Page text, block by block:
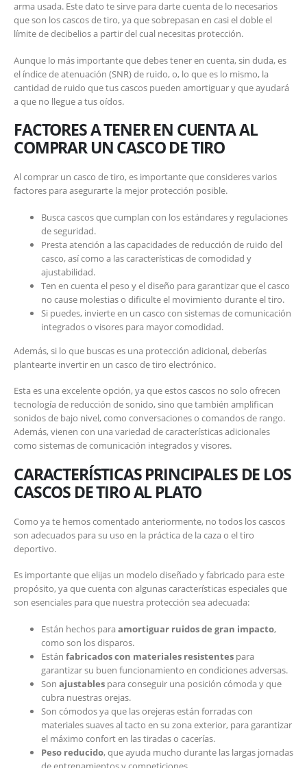
arma usada. Este dato te sirve para darte cuenta de lo necesarios
que son los cascos de tiro, ya que sobrepasan en casi el doble el
límite de decibelios a partir del cual necesitas protección.
Aunque lo más importante que debes tener en cuenta, sin duda, es
el índice de atenuación (SNR) de ruido, o, lo que es lo mismo, la
cantidad de ruido que tus cascos pueden amortiguar y que ayudará
a que no llegue a tus oídos.
FACTORES A TENER EN CUENTA AL
COMPRAR UN CASCO DE TIRO
Al comprar un casco de tiro, es importante que consideres varios
factores para asegurarte la mejor protección posible.
Busca cascos que cumplan con los estándares y regulaciones
de seguridad.
Presta atención a las capacidades de reducción de ruido del
casco, así como a las características de comodidad y
ajustabilidad.
Ten en cuenta el peso y el diseño para garantizar que el casco
no cause molestias o dificulte el movimiento durante el tiro.
Si puedes, invierte en un casco con sistemas de comunicación
integrados o visores para mayor comodidad.
Además, si lo que buscas es una protección adicional, deberías
plantearte invertir en un casco de tiro electrónico.
Esta es una excelente opción, ya que estos cascos no solo ofrecen
tecnología de reducción de sonido, sino que también amplifican
sonidos de bajo nivel, como conversaciones o comandos de rango.
Además, vienen con una variedad de características adicionales
como sistemas de comunicación integrados y visores.
CARACTERÍSTICAS PRINCIPALES DE LOS
CASCOS DE TIRO AL PLATO
Como ya te hemos comentado anteriormente, no todos los cascos
son adecuados para su uso en la práctica de la caza o el tiro
deportivo.
Es importante que elijas un modelo diseñado y fabricado para este
propósito, ya que cuenta con algunas características especiales que
son esenciales para que nuestra protección sea adecuada:
Están hechos paraamortiguar ruidos de gran impacto,
como son los disparos.
Están fabricados con materiales resistentes para
garantizar su buen funcionamiento en condiciones adversas.
Son ajustables para conseguir una posición cómoda y que
cubra nuestras orejas.
Son cómodos ya que las orejeras están forradas con
materiales suaves al tacto en su zona exterior, para garantizar
el máximo confort en las tiradas o cacerías.
Peso reducido, que ayuda mucho durante las largas jornadas